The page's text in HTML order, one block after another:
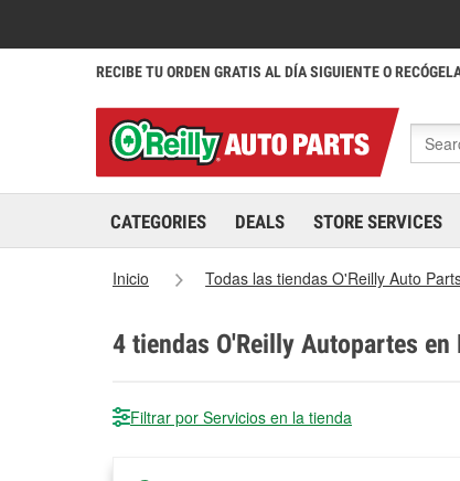
RECIBE TU ORDEN GRATIS AL DÍA SIGUIENTE O
CATEGORIES DEALS STORE SERVICES
Inicio Todas las tiendas O'Reilly Auto
4 tiendas O'Reilly Autopartes
Filtrar por Servicios en la tienda